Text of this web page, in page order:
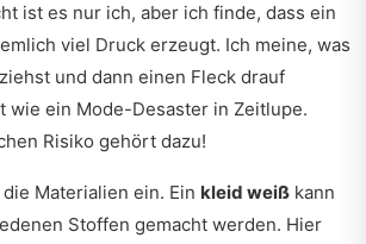
ist es nur ich, aber ich finde, dass ein
viel Druck erzeugt. Ich meine, was
und dann einen Fleck drauf
wie ein Mode-Desaster in Zeitlupe.
Risiko gehört dazu!
Materialien ein. Ein kleid weiß kann
Stoffen gemacht werden. Hier